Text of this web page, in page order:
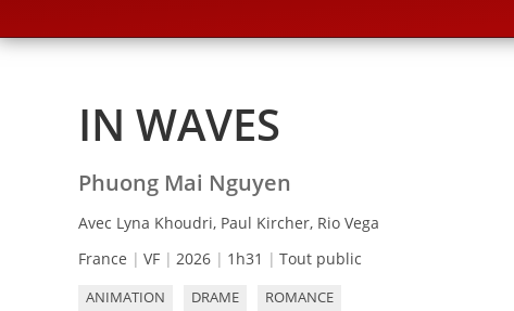
IN WAVES
Phuong Mai Nguyen
Avec Lyna Khoudri, Paul Kircher, Rio Vega
France
VF 2026 1h31 Tout public
ANIMATION DRAME ROMANCE